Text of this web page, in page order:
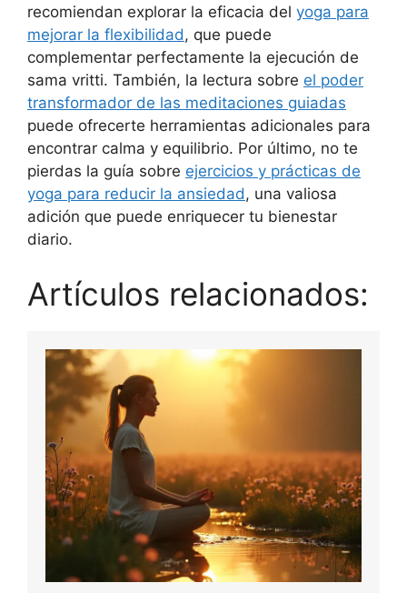
recomiendan explorar la eficacia del yoga para
mejorar la flexibilidad, que puede
complementar perfectamente la ejecución de
sama vritti. También, la lectura sobre el poder
transformador de las meditaciones guiadas
puede ofrecerte herramientas adicionales para
encontrar calma y equilibrio. Por último, no te
pierdas la guía sobre ejercicios y prácticas de
yoga para reducir la ansiedad, una valiosa
adición que puede enriquecer tu bienestar
diario.
Artículos relacionados: